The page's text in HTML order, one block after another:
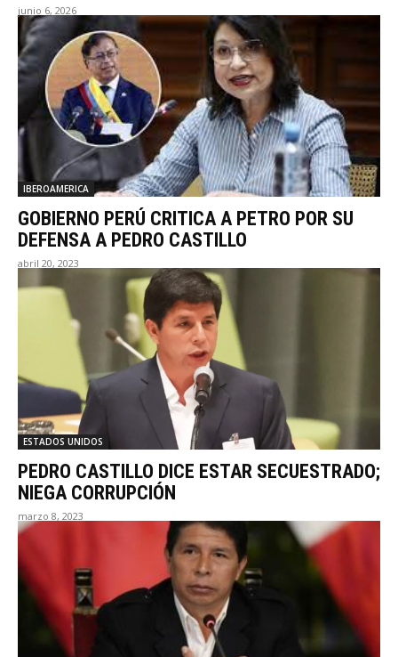
junio 6, 2026
IBEROAMERICA
GOBIERNO PERÚ CRITICA A PETRO POR SU
DEFENSA A PEDRO CASTILLO
abril 20, 2023
ESTADOS UNIDOS
PEDRO CASTILLO DICE ESTAR SECUESTRADO;
NIEGA CORRUPCIÓN
marzo 8, 2023